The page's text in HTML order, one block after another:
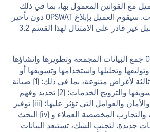
مع القوانين المعمول بها، بما في ذلك
تشريعات حماية البيانات. سيقوم العميل بإبلاغ OPSWAT دون تأخير
لا مبرر له إذا كان العميل غير قادر على الامتثال لهذا القسم 3.2
OPSWAT جمع البيانات المجمعة وتطويرها وإنشاؤها
وتحليلها واستخدامها وتسويقها أو
مشاركتها مع أطراف ثالثة لأغراض متنوعة، بما في ذلك: (1) صيانة
الخدمات وتحسينها وتسويقها والترويج الخدمات؛ (2) تحديد وفهم
وتوقع مشكلات الأداء والأمان والعوامل التي تؤثر عليها؛ (iii) توفير
التحديثات والتحسينات والتجارب المخصصة العملاء و (iv) البحث
جديدة. لتجنب الشك، تستبعد البيانات